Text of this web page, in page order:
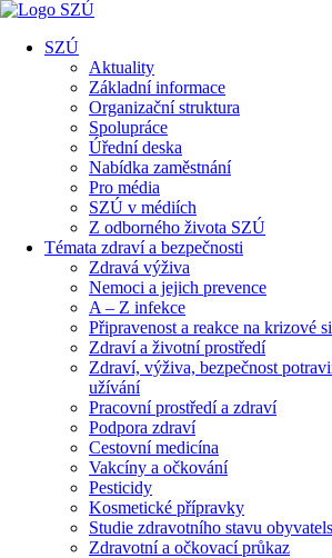
SZÚ
Aktuality
Základní informace
Organizační struktura
Spolupráce
Úřední deska
Nabídka zaměstnání
Pro média
SZÚ v médiích
Z odborného života SZÚ
Témata zdraví a bezpečnosti
Zdravá výživa
Nemoci a jejich prevence
A – Z infekce
Připravenost a reakce na krizové
Zdraví a životní prostředí
Zdraví, výživa, bezpečnost
užívání
Pracovní prostředí a zdraví
Podpora zdraví
Cestovní medicína
Vakcíny a očkování
Pesticidy
Kosmetické přípravky
Studie zdravotního stavu
Zdravotní a očkovací průkaz